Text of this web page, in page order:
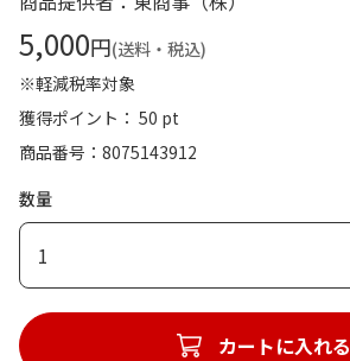
5,000円(送料・税込)
※軽減税率対象
獲得ポイント： 50 pt
商品番号
8075143912
数量
1
カートに入れる